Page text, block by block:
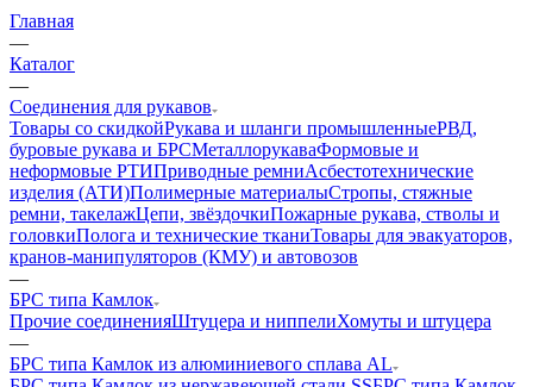
Главная
—
Каталог
—
Соединения для рукавов
Товары со скидкойРукава и шланги промышленныеРВД,
буровые рукава и БРСМеталлорукаваФормовые и
неформовые РТИПриводные ремниАсбестотехнические
изделия (АТИ)Полимерные материалыСтропы, стяжные
ремни, такелажЦепи, звёздочкиПожарные рукава, стволы и
головкиПолога и технические тканиТовары для эвакуаторов,
кранов-манипуляторов (КМУ) и автовозов
—
БРС типа Камлок
Прочие соединенияШтуцера и ниппелиХомуты и штуцера
—
БРС типа Камлок из алюминиевого сплава AL